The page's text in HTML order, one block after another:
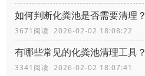
如何判断化粪池是否需要清理？
3671阅读 2026-02-02 18:08:22
有哪些常见的化粪池清理工具？
3341阅读 2026-02-02 18:07:41